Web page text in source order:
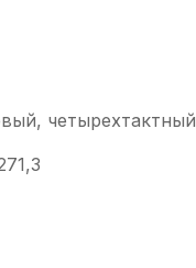
четырехтактный